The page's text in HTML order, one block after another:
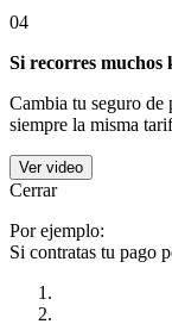
04
Si recorres muchos
Cambia tu seguro de
siempre la misma
Ver video
Cerrar
Por ejemplo:
Si contratas tu pago